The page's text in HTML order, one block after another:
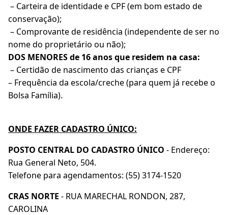
– Carteira de identidade e CPF (em bom estado de
conservação);
– Comprovante de residência (independente de ser no
nome do proprietário ou não);
DOS MENORES de 16 anos que residem na casa:
– Certidão de nascimento das crianças e CPF
– Frequência da escola/creche (para quem já recebe o
Bolsa Família).
ONDE FAZER CADASTRO ÚNICO:
POSTO CENTRAL DO CADASTRO ÚNICO - Endereço:
Rua General Neto, 504.
Telefone para agendamentos: (55) 3174-1520
CRAS NORTE - RUA MARECHAL RONDON, 287,
CAROLINA